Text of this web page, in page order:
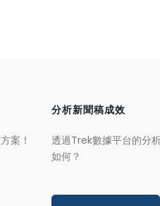
案！
分析新聞稿成效
透過Trek數據平台的分
如何？